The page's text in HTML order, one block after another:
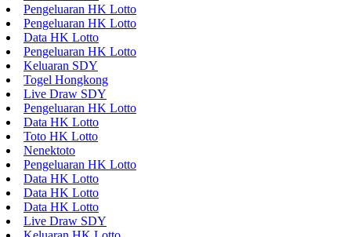
Pengeluaran HK Lotto
Pengeluaran HK Lotto
Data HK Lotto
Pengeluaran HK Lotto
Keluaran SDY
Togel Hongkong
Live Draw SDY
Pengeluaran HK Lotto
Data HK Lotto
Toto HK Lotto
Nenektoto
Pengeluaran HK Lotto
Data HK Lotto
Data HK Lotto
Data HK Lotto
Live Draw SDY